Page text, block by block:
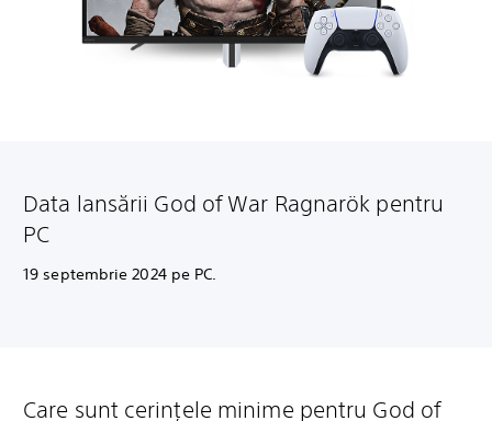
Data lansării God of War Ragnarök pentru
PC
19 septembrie 2024 pe PC.
Care sunt cerințele minime pentru God of